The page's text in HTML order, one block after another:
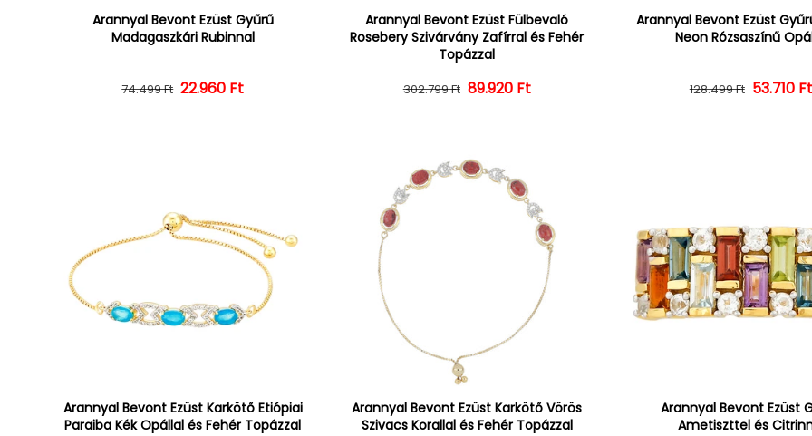
Arannyal Bevont Ezüst Gyűrű
Madagaszkári Rubinnal
Normál ár
74.499 Ft Kedvezményes ár
22.960 Ft
Arannyal Bevont Ezüst Fülbevaló
Rosebery Szivárvány Zafírral és Fehér
Topázzal
Normál ár
302.799 Ft Kedvezményes ár
89.920 Ft
Arannyal Bevont Ezüst
Neon Rózsaszínű
Normál ár
128.499 Ft 53.710 Ft
Arannyal Bevont Ezüst Karkötő Etiópiai
Paraiba Kék Opállal és Fehér Topázzal
Arannyal Bevont Ezüst Karkötő Vörös
Szivacs Korallal és Fehér Topázzal
Arannyal Bevont Ezüst
Ametiszttel és